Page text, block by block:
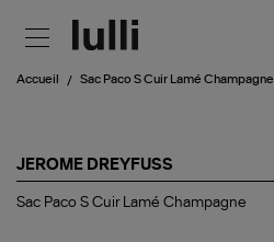
Accueil Sac Paco S Cuir Lamé Champagne
JEROME DREYFUSS
Sac
Sac Paco S Cuir Lamé Champagne